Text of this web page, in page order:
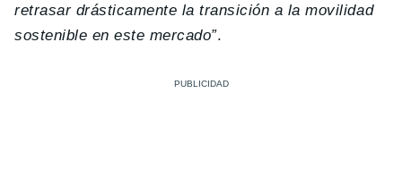
retrasar drásticamente la transición a la movilidad
sostenible en este mercado”.